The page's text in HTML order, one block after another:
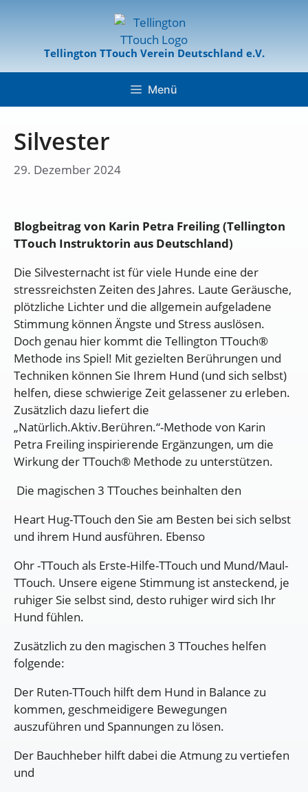
Tellington TTouch Verein Deutschland e.V.
Menü
Silvester
29. Dezember 2024
Blogbeitrag von Karin Petra Freiling (Tellington
TTouch Instruktorin aus Deutschland)
Die Silvesternacht ist für viele Hunde eine der
stressreichsten Zeiten des Jahres. Laute Geräusche,
plötzliche Lichter und die allgemein aufgeladene
Stimmung können Ängste und Stress auslösen.
Doch genau hier kommt die Tellington TTouch®️
Methode ins Spiel! Mit gezielten Berührungen und
Techniken können Sie Ihrem Hund (und sich selbst)
helfen, diese schwierige Zeit gelassener zu erleben.
Zusätzlich dazu liefert die
„Natürlich.Aktiv.Berühren.“-Methode von Karin
Petra Freiling inspirierende Ergänzungen, um die
Wirkung der TTouch®️ Methode zu unterstützen.
Die magischen 3 TTouches beinhalten den
Heart Hug-TTouch den Sie am Besten bei sich selbst
und ihrem Hund ausführen. Ebenso
Ohr -TTouch als Erste-Hilfe-TTouch und Mund/Maul-
TTouch. Unsere eigene Stimmung ist ansteckend, je
ruhiger Sie selbst sind, desto ruhiger wird sich Ihr
Hund fühlen.
Zusätzlich zu den magischen 3 TTouches helfen
folgende:
Der Ruten-TTouch hilft dem Hund in Balance zu
kommen, geschmeidigere Bewegungen
auszuführen und Spannungen zu lösen.
Der Bauchheber hilft dabei die Atmung zu vertiefen
und